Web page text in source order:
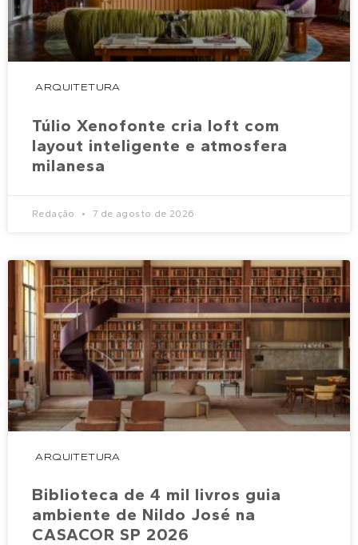
ARQUITETURA
Túlio Xenofonte cria loft com
layout inteligente e atmosfera
milanesa
Redação 7 de agosto de 2026
ARQUITETURA
Biblioteca de 4 mil livros guia
ambiente de Nildo José na
CASACOR SP 2026